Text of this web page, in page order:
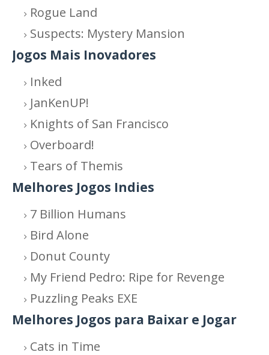
Rogue Land
Suspects: Mystery Mansion
Jogos Mais Inovadores
Inked
JanKenUP!
Knights of San Francisco
Overboard!
Tears of Themis
Melhores Jogos Indies
7 Billion Humans
Bird Alone
Donut County
My Friend Pedro: Ripe for Revenge
Puzzling Peaks EXE
Melhores Jogos para Baixar e Jogar
Cats in Time